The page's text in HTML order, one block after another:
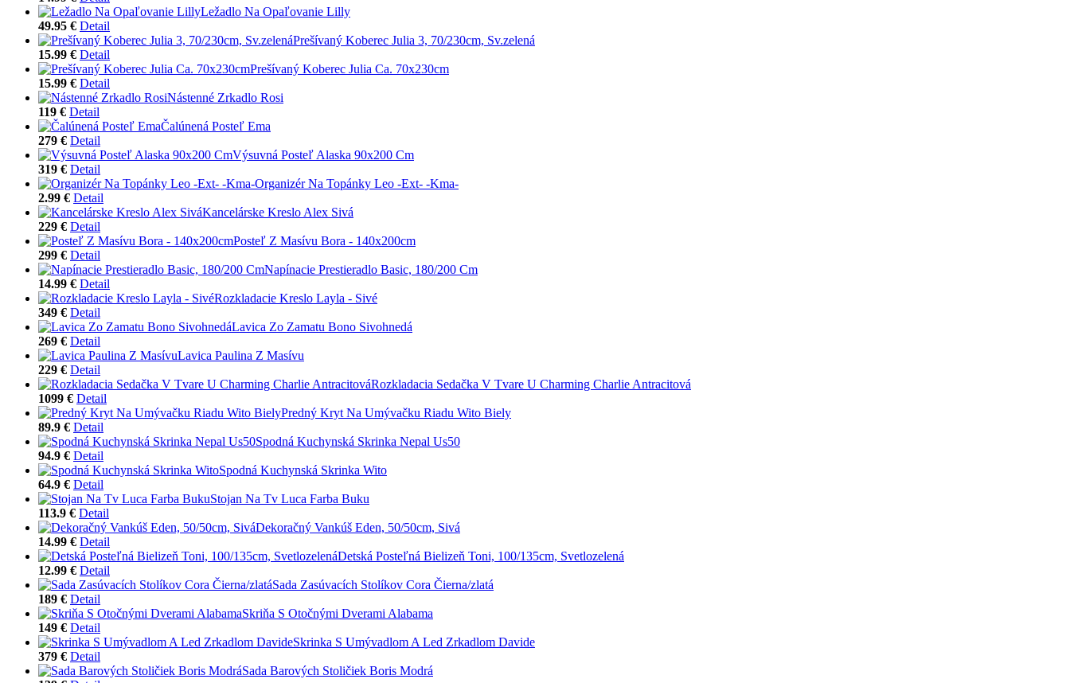
Ležadlo Na Opaľovanie Lilly
49.95 € Detail
Prešívaný Koberec Julia 3, 70/230cm, Sv.zelená
15.99 € Detail
Prešívaný Koberec Julia Ca. 70x230cm
15.99 € Detail
Nástenné Zrkadlo Rosi
119 € Detail
Čalúnená Posteľ Ema
279 € Detail
Výsuvná Posteľ Alaska 90x200 Cm
319 € Detail
Organizér Na Topánky Leo -Ext- -Kma-
2.99 € Detail
Kancelárske Kreslo Alex Sivá
229 € Detail
Posteľ Z Masívu Bora - 140x200cm
299 € Detail
Napínacie Prestieradlo Basic, 180/200 Cm
14.99 € Detail
Rozkladacie Kreslo Layla - Sivé
349 € Detail
Lavica Zo Zamatu Bono Sivohnedá
269 € Detail
Lavica Paulina Z Masívu
229 € Detail
Rozkladacia Sedačka V Tvare U Charming Charlie Antracitová
1099 € Detail
Predný Kryt Na Umývačku Riadu Wito Biely
89.9 € Detail
Spodná Kuchynská Skrinka Nepal Us50
94.9 € Detail
Spodná Kuchynská Skrinka Wito
64.9 € Detail
Stojan Na Tv Luca Farba Buku
113.9 € Detail
Dekoračný Vankúš Eden, 50/50cm, Sivá
14.99 € Detail
Detská Posteľná Bielizeň Toni, 100/135cm, Svetlozelená
12.99 € Detail
Sada Zasúvacích Stolíkov Cora Čierna/zlatá
189 € Detail
Skriňa S Otočnými Dverami Alabama
149 € Detail
Skrinka S Umývadlom A Led Zrkadlom Davide
379 € Detail
Sada Barových Stoličiek Boris Modrá